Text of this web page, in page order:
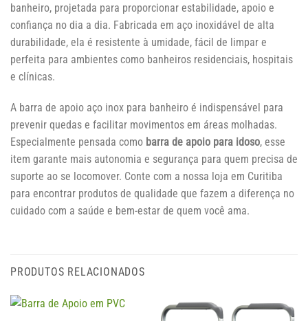
banheiro, projetada para proporcionar estabilidade, apoio e
confiança no dia a dia. Fabricada em aço inoxidável de alta
durabilidade, ela é resistente à umidade, fácil de limpar e
perfeita para ambientes como banheiros residenciais, hospitais
e clínicas.
A barra de apoio aço inox para banheiro é indispensável para
prevenir quedas e facilitar movimentos em áreas molhadas.
Especialmente pensada como barra de apoio para idoso, esse
item garante mais autonomia e segurança para quem precisa de
suporte ao se locomover. Conte com a nossa loja em Curitiba
para encontrar produtos de qualidade que fazem a diferença no
cuidado com a saúde e bem-estar de quem você ama.
PRODUTOS RELACIONADOS